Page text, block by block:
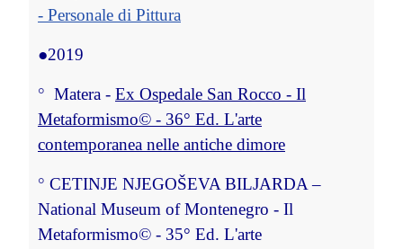
- Personale di Pittura
●2019
° Matera - Ex Ospedale San Rocco - Il
Metaformismo© - 36° Ed. L'arte
contemporanea nelle antiche dimore
° CETINJE NJEGOŠEVA BILJARDA –
National Museum of Montenegro - Il
Metaformismo© - 35° Ed. L'arte